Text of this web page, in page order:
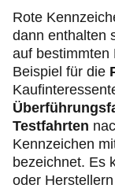
Rote
dann enthalten
auf bestimmten
Beispiel für die
Testfahrten
Kennzeichen
bezeichnet. Es
oder